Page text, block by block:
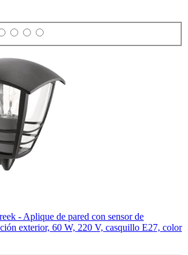
- Aplique de pared con sensor de
exterior, 60 W, 220 V, casquillo E27, color